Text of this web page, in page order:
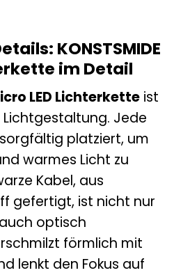
KONSTSMIDE
im Detail
LED Lichterkette ist
Lichtgestaltung. Jede
sorgfältig platziert, um
warmes Licht zu
Kabel, aus
gefertigt, ist nicht nur
optisch
förmlich mit
lenkt den Fokus auf